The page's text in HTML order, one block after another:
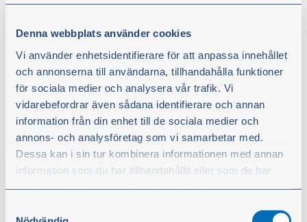
Denna webbplats använder cookies
Vi använder enhetsidentifierare för att anpassa innehållet
och annonserna till användarna, tillhandahålla funktioner
för sociala medier och analysera vår trafik. Vi
vidarebefordrar även sådana identifierare och annan
information från din enhet till de sociala medier och
annons- och analysföretag som vi samarbetar med.
Dessa kan i sin tur kombinera informationen med annan
information som du har tillhandahållit eller som de har
Du kan när som helst ändra ditt val. För att återkalla ditt
todella iso muutos, jonka olemme tehneet vuoden
kokonaan, toimitusjohtaja Olle Olsson toteaa ja
selittää, että uusi sivusto on rakennettu Ruotsissa
kehitetyssä Episerver CMS-
verkkojulkaisujärjestelmässä:
— Sen ansiosta saamme vakaan ja turvallisen
verkkosivuston sekä entistä nopeamman viestinnän
liiketoimintajärjestelmän ja verkon välillä. Tämä
puolestaan tarjoaa asiakkaalle yksinkertaistetun ja
sujuvan tilausprosessin. Lisäksi saamme paremmat